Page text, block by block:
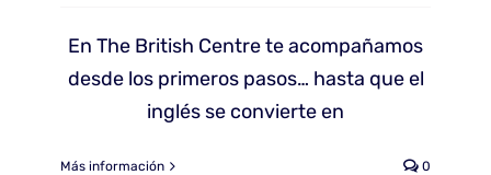
En The British Centre te acompañamos
desde los primeros pasos… hasta que el
inglés se convierte en
Más información 0